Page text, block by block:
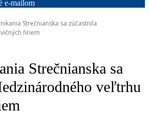
e-mailom
Strečnianska sa zúčastnila
firiem
Strečnianska sa
veľtrhu